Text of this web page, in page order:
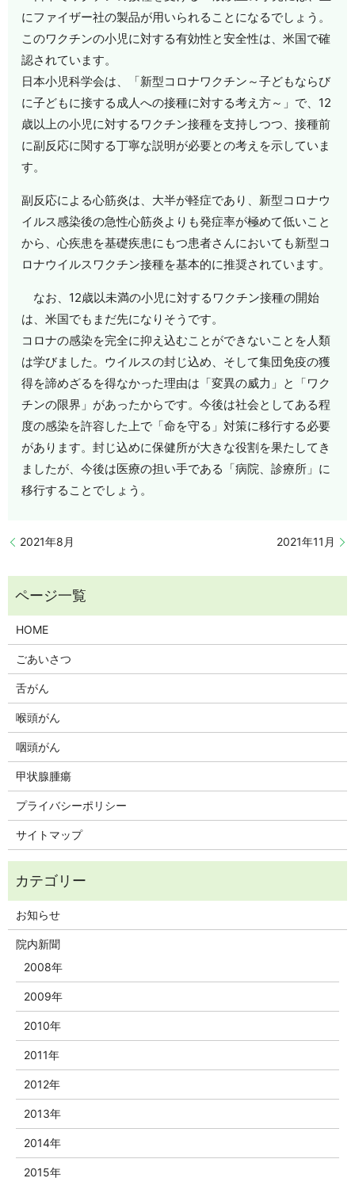
にファイザー社の製品が用いられることになるでしょう。
このワクチンの小児に対する有効性と安全性は、米国で確
認されています。
日本小児科学会は、「新型コロナワクチン～子どもならび
に子どもに接する成人への接種に対する考え方～」で、12
歳以上の小児に対するワクチン接種を支持しつつ、接種前
に副反応に関する丁寧な説明が必要との考えを示していま
す。
副反応による心筋炎は、大半が軽症であり、新型コロナウ
イルス感染後の急性心筋炎よりも発症率が極めて低いこと
から、心疾患を基礎疾患にもつ患者さんにおいても新型コ
ロナウイルスワクチン接種を基本的に推奨されています。
なお、12歳以未満の小児に対するワクチン接種の開始
は、米国でもまだ先になりそうです。
コロナの感染を完全に抑え込むことができないことを人類
は学びました。ウイルスの封じ込め、そして集団免疫の獲
得を諦めざるを得なかった理由は「変異の威力」と「ワク
チンの限界」があったからです。今後は社会としてある程
度の感染を許容した上で「命を守る」対策に移行する必要
があります。封じ込めに保健所が大きな役割を果たしてき
ましたが、今後は医療の担い手である「病院、診療所」に
移行することでしょう。
2021年8月 2021年11月
HOME
ごあいさつ
舌がん
喉頭がん
咽頭がん
甲状腺腫瘍
プライバシーポリシー
サイトマップ
お知らせ
院内新聞
2008年
2009年
2010年
2011年
2012年
2013年
2014年
2015年